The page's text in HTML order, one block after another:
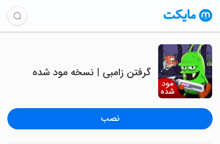
گرفتن زامبی | نسخه مود شده
نصب